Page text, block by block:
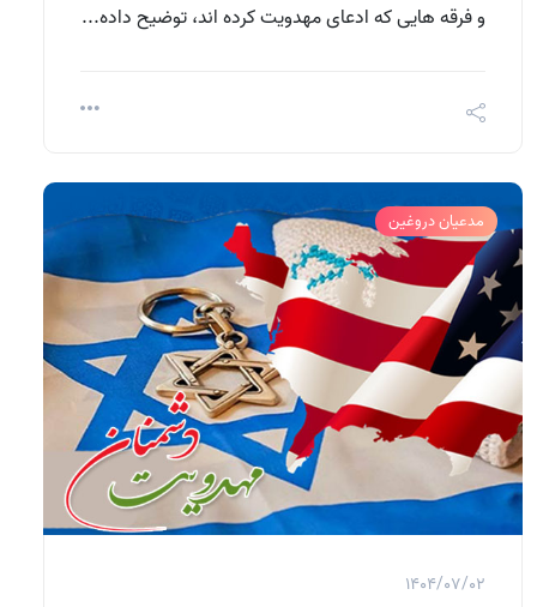
و فرقه هایی که ادعای مهدویت کرده اند، توضیح داده...
مدعیان دروغین
1404/07/02